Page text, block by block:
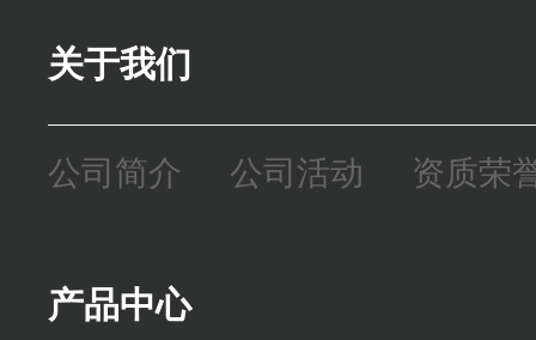
关于我们
公司简介 公司活动 资质荣
产品中心